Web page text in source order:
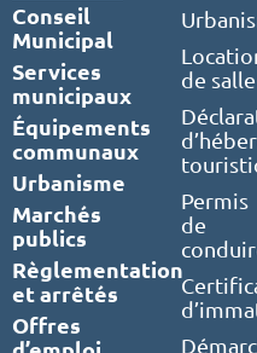
Conseil
Municipal
Services
municipaux
Équipements
communaux
Urbanisme
Marchés
publics
Règlementation
et arrêtés
Offres
de salle
Permis
de